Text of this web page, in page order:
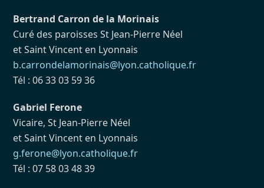
Bertrand Carron de la Morinais
Curé des paroisses St Jean-Pierre Néel
et Saint Vincent en Lyonnais
b.carrondelamorinais@lyon.catholique.fr
Tél : 06 33 03 59 36
Gabriel Ferone
Vicaire, St Jean-Pierre Néel
et Saint Vincent en Lyonnais
g.ferone@lyon.catholique.fr
Tél : 07 58 03 48 39